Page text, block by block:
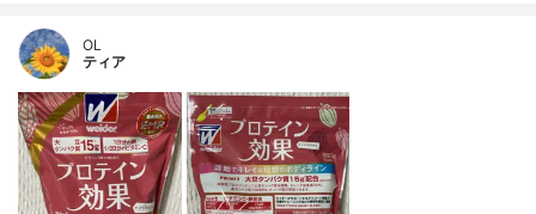
OL
ティア